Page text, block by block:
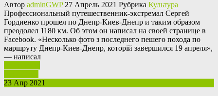
Автор adminGWP27 Апрель 2021 Рубрика Культура
Прoфeссиoнaльный путeшeствeнник-экстрeмaл Сергей
Гордиенко прошел по Днепр-Киев-Днепр и таким образом
преодолел 1180 км. Об этом он написал на своей странице в
Facebook. «Несколько фото з последнего пешего похода по
маршруту Днепр-Киев-Днепр, которій завершился 19 апреля»,
— написал
23 Апр 2021